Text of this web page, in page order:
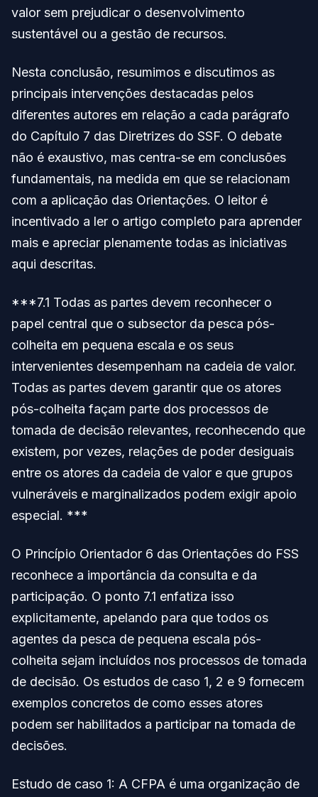
valor sem prejudicar o desenvolvimento
sustentável ou a gestão de recursos.
Nesta conclusão, resumimos e discutimos as
principais intervenções destacadas pelos
diferentes autores em relação a cada parágrafo
do Capítulo 7 das Diretrizes do SSF. O debate
não é exaustivo, mas centra-se em conclusões
fundamentais, na medida em que se relacionam
com a aplicação das Orientações. O leitor é
incentivado a ler o artigo completo para aprender
mais e apreciar plenamente todas as iniciativas
aqui descritas.
***7.1 Todas as partes devem reconhecer o
papel central que o subsector da pesca pós-
colheita em pequena escala e os seus
intervenientes desempenham na cadeia de valor.
Todas as partes devem garantir que os atores
pós-colheita façam parte dos processos de
tomada de decisão relevantes, reconhecendo que
existem, por vezes, relações de poder desiguais
entre os atores da cadeia de valor e que grupos
vulneráveis e marginalizados podem exigir apoio
especial. ***
O Princípio Orientador 6 das Orientações do FSS
reconhece a importância da consulta e da
participação. O ponto 7.1 enfatiza isso
explicitamente, apelando para que todos os
agentes da pesca de pequena escala pós-
colheita sejam incluídos nos processos de tomada
de decisão. Os estudos de caso 1, 2 e 9 fornecem
exemplos concretos de como esses atores
podem ser habilitados a participar na tomada de
decisões.
Estudo de caso 1: A CFPA é uma organização de